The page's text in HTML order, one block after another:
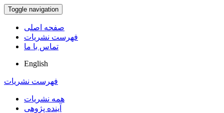
Toggle navigation
صفحه اصلی
فهرست نشریات
تماس با ما
English
فهرست نشریات
همه نشریات
آینده پژوهی